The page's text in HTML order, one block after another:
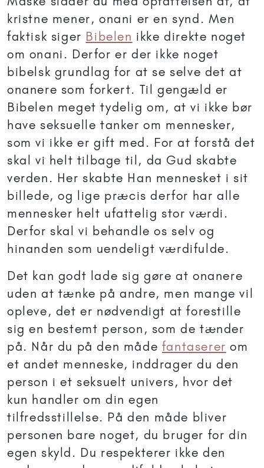
kristne mener, onani er en synd. Men
faktisk siger Bibelen ikke direkte noget
om onani. Derfor er der ikke noget
bibelsk grundlag for at se selve det at
onanere som forkert. Til gengæld er
Bibelen meget tydelig om, at vi ikke bør
have seksuelle tanker om mennesker,
som vi ikke er gift med. For at forstå det
skal vi helt tilbage til, da Gud skabte
verden. Her skabte Han mennesket i sit
billede, og lige præcis derfor har alle
mennesker helt ufattelig stor værdi.
Derfor skal vi behandle os selv og
hinanden som uendeligt værdifulde.
Det kan godt lade sig gøre at onanere
uden at tænke på andre, men mange vil
opleve, det er nødvendigt at forestille
sig en bestemt person, som de tænder
på. Når du på den måde fantaserer om
et andet menneske, inddrager du den
person i et seksuelt univers, hvor det
kun handler om din egen
tilfredsstillelse. På den måde bliver
personen bare noget, du bruger for din
egen skyld. Du respekterer ikke den